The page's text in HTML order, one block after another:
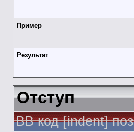
Пример
Результат
Отступ
BB код [indent]